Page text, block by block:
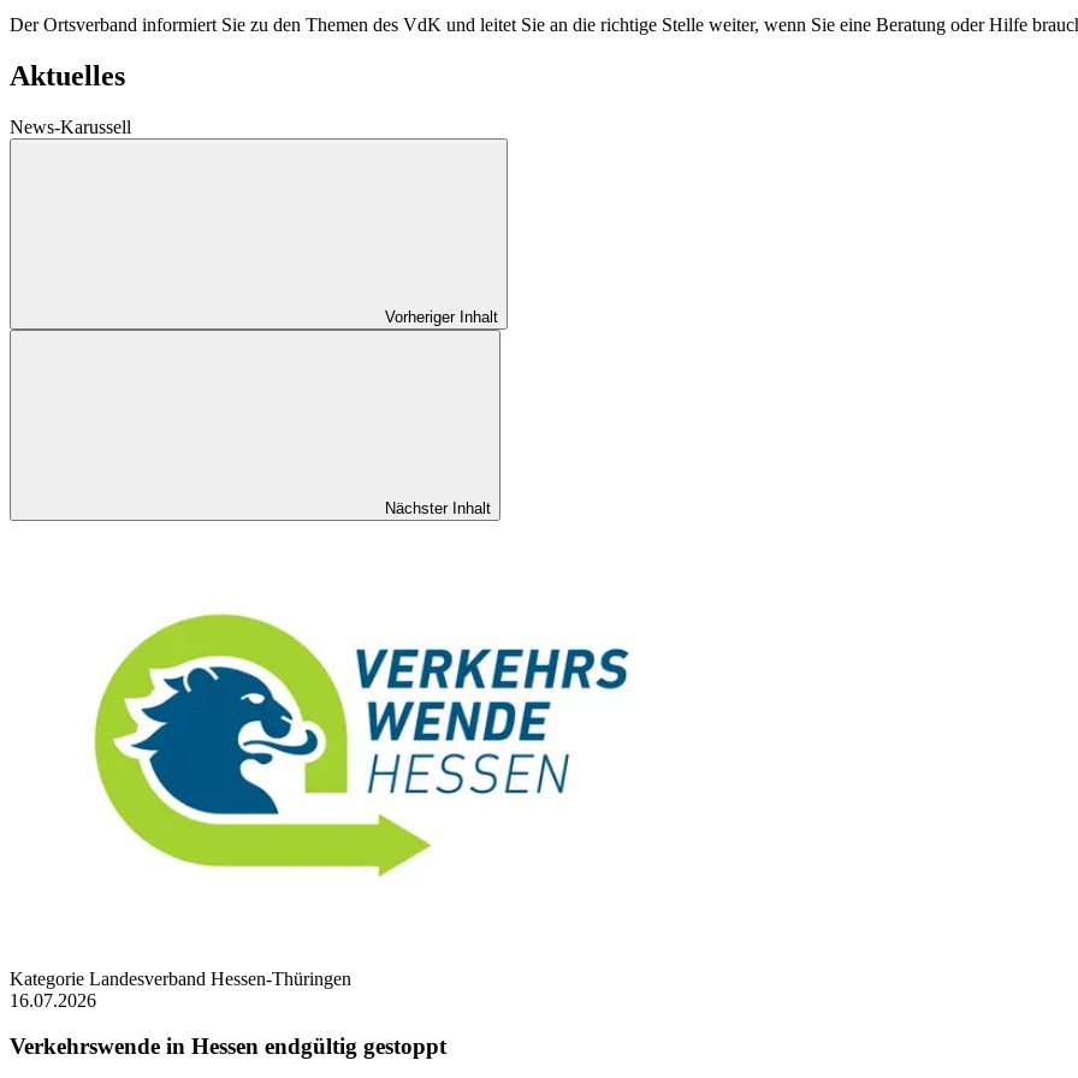
Der Ortsverband informiert Sie zu den Themen des VdK und leitet Sie an die richtige Stelle weiter, wenn Sie eine Beratung oder Hilfe
Aktuelles
News-Karussell
Vorheriger Inhalt
Nächster Inhalt
Kategorie Landesverband Hessen-Thüringen
16.07.2026
Verkehrswende in Hessen endgültig gestoppt